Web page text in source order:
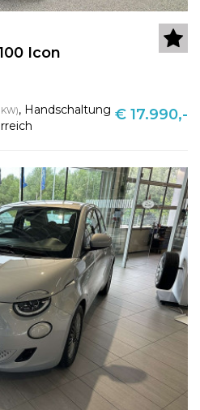
Icon
, Handschaltung € 17.990,-